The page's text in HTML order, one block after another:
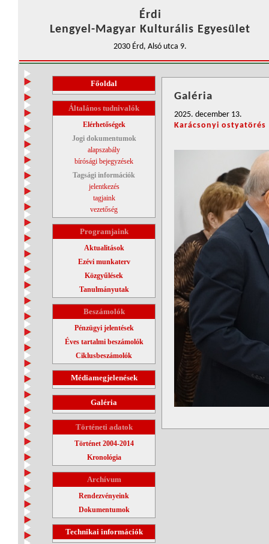
Érdi
Lengyel-Magyar Kulturális Egyesület
2030 Érd, Alsó utca 9.
Főoldal
Általános tudnivalók
Elérhetőségek
Jogi dokumentumok
alapszabály
bírósági bejegyzések
Tagsági információk
jelentkezés
tagjaink
vezetőség
Programjaink
Aktualitások
Ezévi munkaterv
Közgyűlések
Tanulmányutak
Beszámolók
Pénzügyi jelentések
Éves tartalmi beszámolók
Ciklusbeszámolók
Médiamegjelenések
Galéria
Történeti adatok
Történet 2004-2014
Kronológia
Archívum
Rendezvényeink
Dokumentumok
Technikai információk
Galéria
2025. december 13.
Karácsonyi ostyatörés